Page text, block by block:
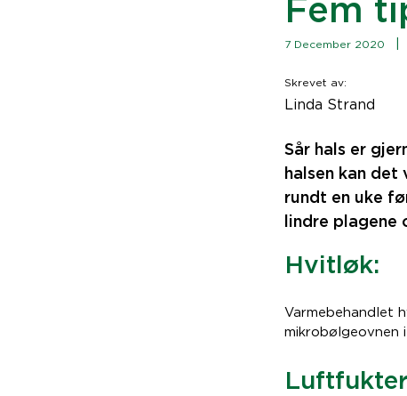
Fem
7 December 2020
Skrevet av:
Linda Strand
Sår hals er
halsen kan
rundt en uke
lindre plagene
Hvitløk:
Varmebehandlet
mikrobølgeovnen